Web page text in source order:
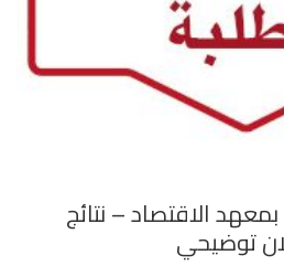
الاقتصاد – نتائج
توضيحي